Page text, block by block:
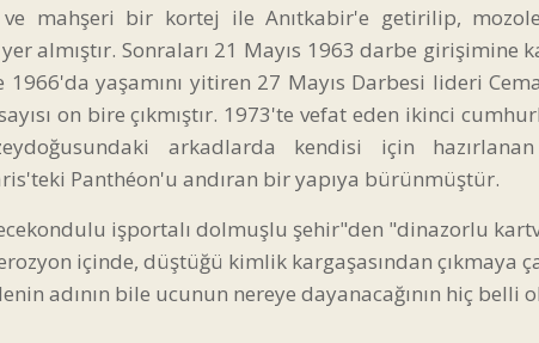
mahşeri bir kortej ile Anıtkabir'e getirilip,
almıştır. Sonraları 21 Mayıs 1963 darbe girişimine
1966'da yaşamını yitiren 27 Mayıs Darbesi lideri
on bire çıkmıştır. 1973'te vefat eden ikinci
arkadlarda kendisi için
Panthéon'u andıran bir yapıya bürünmüştür.
işportalı dolmuşlu şehir"den "dinazorlu
içinde, düştüğü kimlik kargaşasından çıkmaya
adının bile ucunun nereye dayanacağının hiç belli